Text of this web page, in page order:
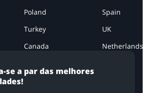
se a par das melhores
Poland
Spain
Turkey
UK
Canada Netherlands